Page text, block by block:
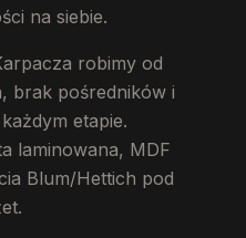
na siebie.
robimy od
brak pośredników i
etapie.
laminowana, MDF
Blum/Hettich pod